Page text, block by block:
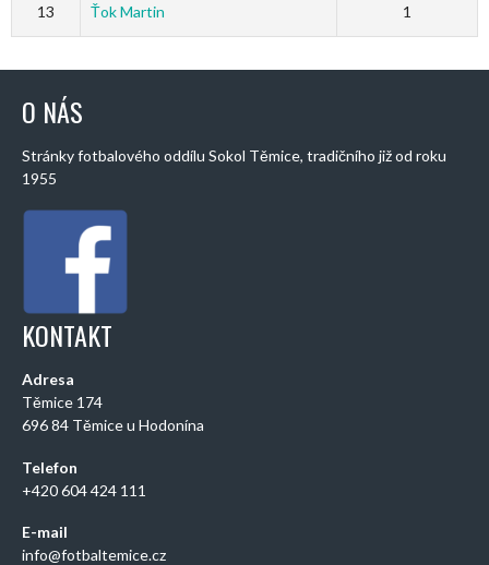
13 Ťok Martin 1
O NÁS
Stránky fotbalového oddílu Sokol Těmice, tradičního již od roku
1955
KONTAKT
Adresa
Těmice 174
696 84 Těmice u Hodonína
Telefon
+420 604 424 111
E-mail
info@fotbaltemice.cz